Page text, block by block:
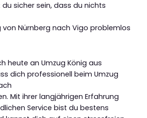
du sicher sein, dass du nichts
von Nürnberg nach Vigo problemlos
heute an Umzug König aus
dich professionell beim Umzug
Mit ihrer langjährigen Erfahrung
Service bist du bestens